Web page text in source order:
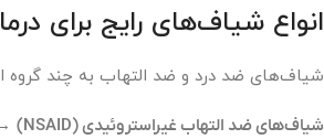
انواع شیاف‌های رایج برای
شیاف‌های ضد درد و ضد التهاب به چند
شیاف‌های ضد التهاب غیراستروئیدی (NSAID)